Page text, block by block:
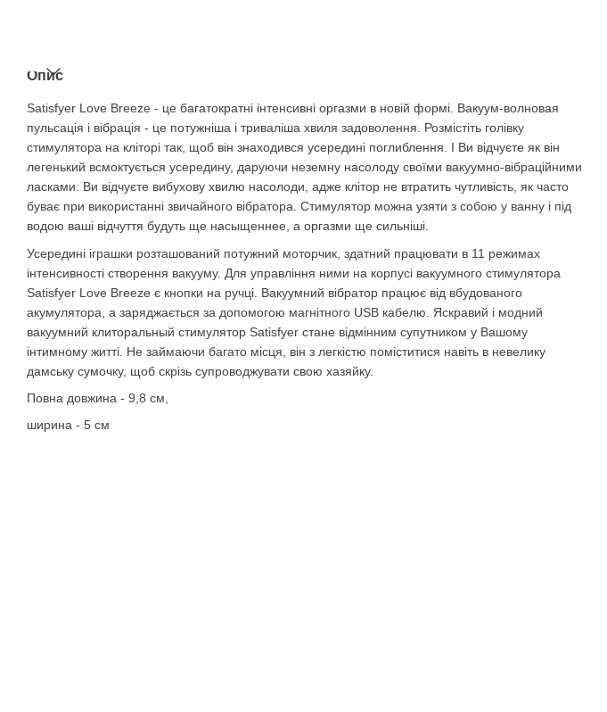
Опис
Satisfyer Love Breeze - це багатократні інтенсивні оргазми в новій формі. Вакуум-волновая
пульсація і вібрація - це потужніша і триваліша хвиля задоволення. Розмістіть голівку
стимулятора на кліторі так, щоб він знаходився усередині поглиблення. І Ви відчуєте як він
легенький всмоктується усередину, даруючи неземну насолоду своїми вакуумно-вібраційними
ласками. Ви відчуєте вибухову хвилю насолоди, адже клітор не втратить чутливість, як часто
буває при використанні звичайного вібратора. Стимулятор можна узяти з собою у ванну і під
водою ваші відчуття будуть ще насыщеннее, а оргазми ще сильніші.
Усередині іграшки розташований потужний моторчик, здатний працювати в 11 режимах
інтенсивності створення вакууму. Для управління ними на корпусі вакуумного стимулятора
Satisfyer Love Breeze є кнопки на ручці. Вакуумний вібратор працює від вбудованого
акумулятора, а заряджається за допомогою магнітного USB кабелю. Яскравий і модний
вакуумний клиторальный стимулятор Satisfyer стане відмінним супутником у Вашому
інтимному житті. Не займаючи багато місця, він з легкістю поміститися навіть в невелику
дамську сумочку, щоб скрізь супроводжувати свою хазяйку.
Повна довжина - 9,8 см,
ширина - 5 см